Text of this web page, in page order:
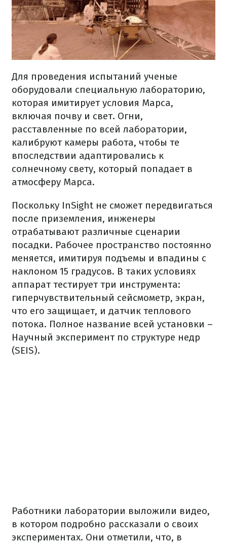
Для проведения испытаний ученые
оборудовали специальную лабораторию,
которая имитирует условия Марса,
включая почву и свет. Огни,
расставленные по всей лаборатории,
калибруют камеры работа, чтобы те
впоследствии адаптировались к
солнечному свету, который попадает в
атмосферу Марса.
Поскольку InSight не сможет передвигаться
после приземления, инженеры
отрабатывают различные сценарии
посадки. Рабочее пространство постоянно
меняется, имитируя подъемы и впадины с
наклоном 15 градусов. В таких условиях
аппарат тестирует три инструмента:
гиперчувствительный сейсмометр, экран,
что его защищает, и датчик теплового
потока. Полное название всей установки –
Научный эксперимент по структуре недр
(SEIS).
Работники лаборатории выложили видео,
в котором подробно рассказали о своих
экспериментах. Они отметили, что, в